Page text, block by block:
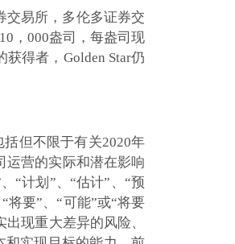
交易所，多伦多证券交
，000盎司，每盎司现
得者，Golden Star仍
但不限于有关2020年
运营的实际和潜在影响
“计划”、“估计”、“预
将要”、“可能”或“将要
现重大差异的风险、